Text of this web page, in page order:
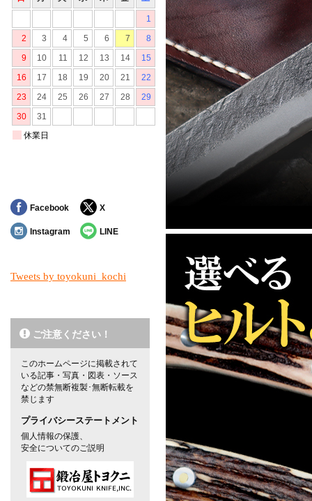
Facebook X
Instagram LINE
Tweets by toyokuni_kochi
ご注意ください！
このホームページに掲載されて
いる記事・写真・図表・ソース
などの禁無断複製･無断転載を
禁じます
プライバシーステートメント
個人情報の保護、
安全についてのご説明